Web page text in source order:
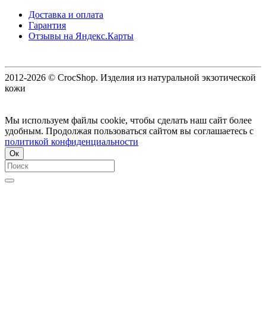
Доставка и оплата
Гарантия
Отзывы на Яндекс.Карты
2012-2026 © CrocShop. Изделия из натуральной экзотической
кожи
Мы используем файлы cookie, чтобы сделать наш сайт более
удобным. Продолжая пользоваться сайтом вы соглашаетесь с
политикой конфиденциальности
Ок